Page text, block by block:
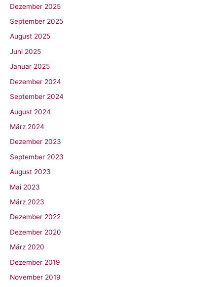
Dezember 2025
September 2025
August 2025
Juni 2025
Januar 2025
Dezember 2024
September 2024
August 2024
März 2024
Dezember 2023
September 2023
August 2023
Mai 2023
März 2023
Dezember 2022
Dezember 2020
März 2020
Dezember 2019
November 2019